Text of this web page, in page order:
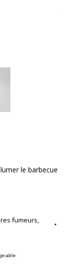
le barbecue
fumeurs